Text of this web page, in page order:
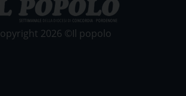
2026 ©Il popolo